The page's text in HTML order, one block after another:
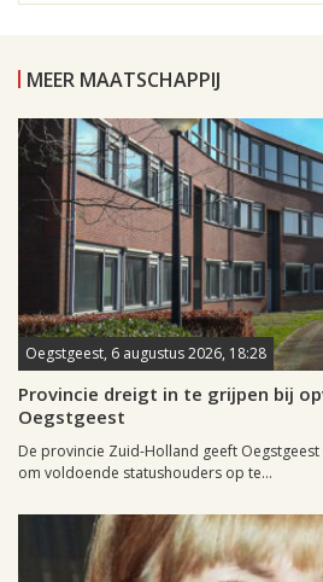
MEER MAATSCHAPPIJ
Oegstgeest, 6 augustus 2026, 18:28
Provincie dreigt in te grijpen bij
Oegstgeest
De provincie Zuid-Holland geeft
om voldoende statushouders op te...